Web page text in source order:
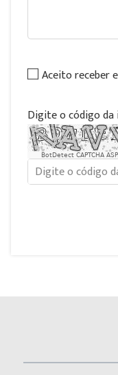
Aceito receber
Digite o código da
BotDetect CAPTCHA